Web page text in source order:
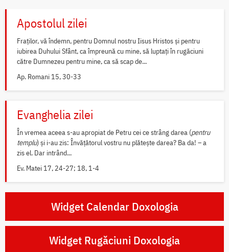
Apostolul zilei
Fraților, vă îndemn, pentru Domnul nostru Iisus Hristos și pentru
iubirea Duhului Sfânt, ca împreună cu mine, să luptați în rugăciuni
către Dumnezeu pentru mine, ca să scap de...
Ap. Romani 15, 30-33
Evanghelia zilei
În vremea aceea s-au apropiat de Petru cei ce strâng darea (pentru
templu) și i-au zis: Învățătorul vostru nu plătește darea? Ba da! – a
zis el. Dar intrând...
Ev. Matei 17, 24-27; 18, 1-4
Widget Calendar Doxologia
Widget Rugăciuni Doxologia